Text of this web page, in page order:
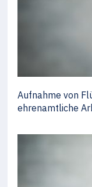
Aufnahme von
ehrenamtliche